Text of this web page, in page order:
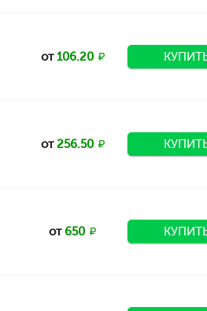
от106.20
от256.50
от650